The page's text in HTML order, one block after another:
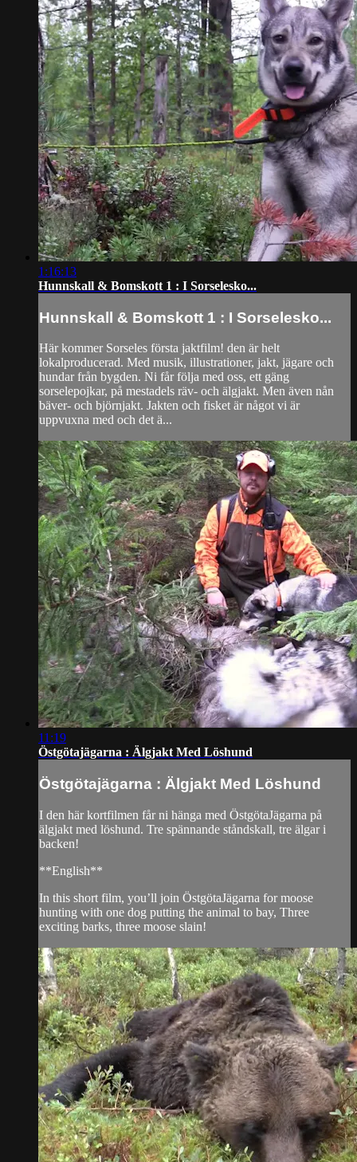
1:16:13
Hunnskall & Bomskott 1 : I Sorselesko...
Hunnskall & Bomskott 1 : I Sorselesko...
Här kommer Sorseles första jaktfilm! den är helt
lokalproducerad. Med musik, illustrationer, jakt, jägare och
hundar från bygden. Ni får följa med oss, ett gäng
sorselepojkar, på mestadels räv- och älgjakt. Men även nån
bäver- och björnjakt. Jakten och fisket är något vi är
uppvuxna med och det ä...
11:19
Östgötajägarna : Älgjakt Med Löshund
Östgötajägarna : Älgjakt Med Löshund
I den här kortfilmen får ni hänga med ÖstgötaJägarna på
älgjakt med löshund. Tre spännande ståndskall, tre älgar i
backen!
**English**
In this short film, you’ll join ÖstgötaJägarna for moose
hunting with one dog putting the animal to bay, Three
exciting barks, three moose slain!